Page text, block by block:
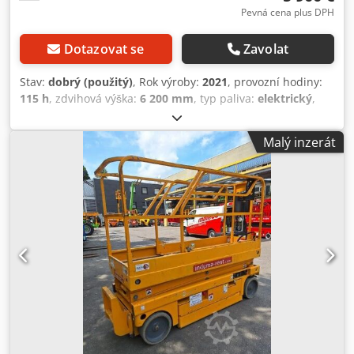
Pevná cena plus DPH
Dotazovat se Zavolat
Stav: dobrý (použitý), Rok výroby: 2021, provozní hodiny:
115 h, zdvihová výška: 6 200 mm, typ paliva: elektrický,
Provozní hmotnost: 1 730 kg Nosnost: 350 kg Pracovní
výška: 820 cm Technický stav: dobrý Optický stav: dobrý
Transportní rozměry (D x Š x V): délka 2,48 m, šířka 0,81 m,
výška 1,99 m Pro více informací kontaktujte Tobias Mayr.
Haulotte Compact 8 s pracovní výškou 8,20 m Elektrická
nůžková pracovní plošina Cedpfx Agouraaxsnsha Rok
výroby 2021 ve špičkovém stavu, pouze mírně znečištěná
zvenku, viz fotografie. Vynikající produktivita Nosnost až
350 kg Možnost pojíždění při plné pracovní výšce Vhodná
pro vnitřní i venkovní použití se stejnou nosností Optimální
provozní doba Robustní, spolehlivá, snadná údržba
Značka: Haulotte Model: Compact 8 Rok výroby: 2021
Odečtené motohodiny: 115 hodin Čistá hmotnost cca: 1
730 kg Pracovní výška cca: 8,20 m Výška plošiny: 6,20 m
Nosnost: 350 kg Stoupavost: 25 % Nabíječka je vestavěná
Malý inzerát